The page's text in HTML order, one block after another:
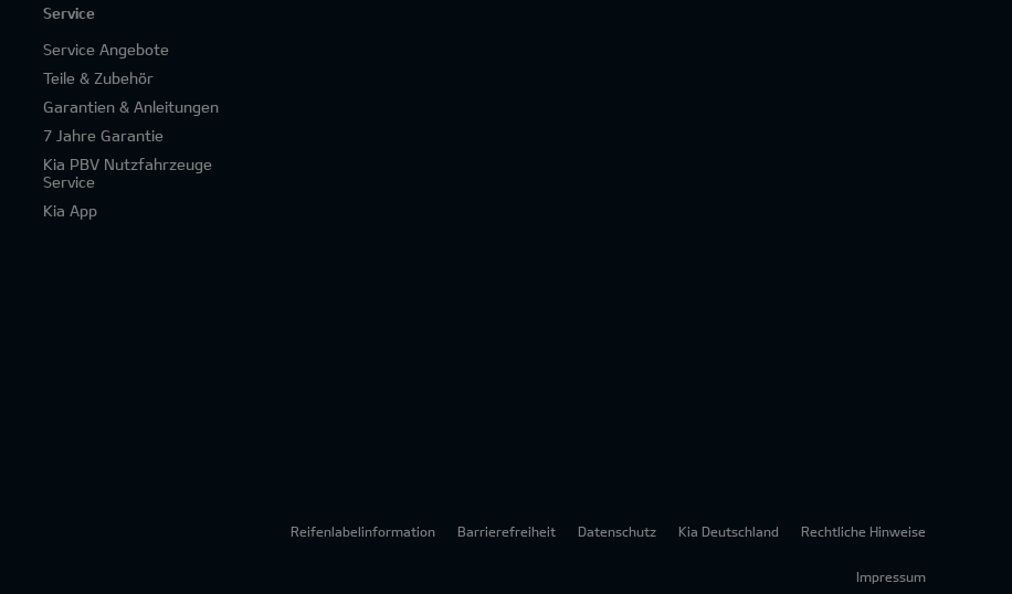
Service
Service Angebote
Teile & Zubehör
Garantien & Anleitungen
7 Jahre Garantie
Kia PBV Nutzfahrzeuge
Service
Kia App
Reifenlabelinformation Barrierefreiheit Datenschutz Kia Deutschland Rechtliche Hinweise
Impressum